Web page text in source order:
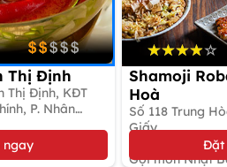
Thị Định
Thị Định, KĐT
P. Nhân
ngay
Shamoji
Hoà
Số 118 Trung
Giấy
Gọi món Nhật
Đặt